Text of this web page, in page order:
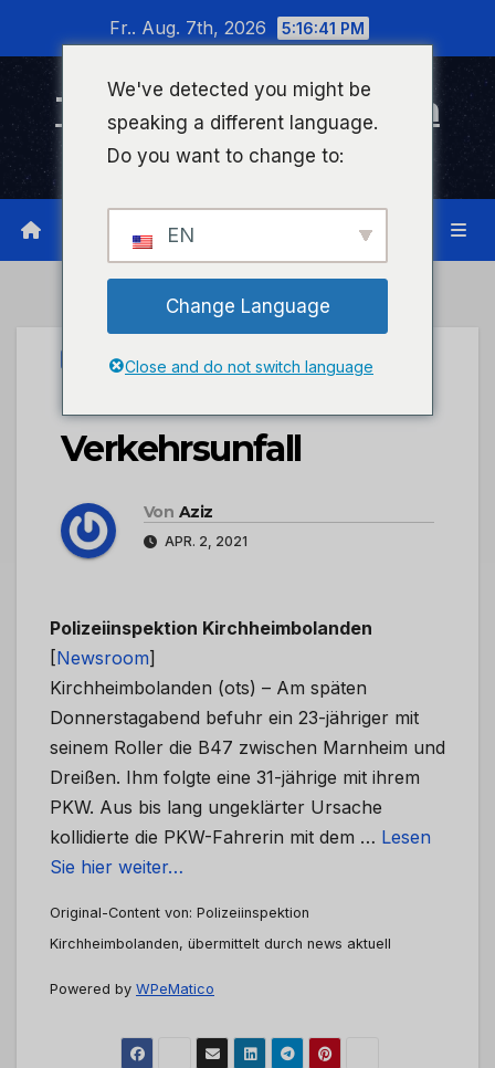
wechseln
Fr.. Aug. 7th, 2026 5:16:41 PM
Timeline Bad Kreuznach
Infonetzwerk für Bad Kreuznach
UNCATEGORIZED
POL-PIKIB: Tödlicher
Verkehrsunfall
Von Aziz
APR. 2, 2021
Polizeiinspektion Kirchheimbolanden
[Newsroom]
Kirchheimbolanden (ots) – Am späten
Donnerstagabend befuhr ein 23-jähriger mit
seinem Roller die B47 zwischen Marnheim und
Dreißen. Ihm folgte eine 31-jährige mit ihrem
PKW. Aus bis lang ungeklärter Ursache
kollidierte die PKW-Fahrerin mit dem … Lesen
Sie hier weiter…
Original-Content von: Polizeiinspektion
Kirchheimbolanden, übermittelt durch news aktuell
Powered by WPeMatico
We've detected you might be
speaking a different language.
Do you want to change to:
EN
Change Language
Close and do not switch language